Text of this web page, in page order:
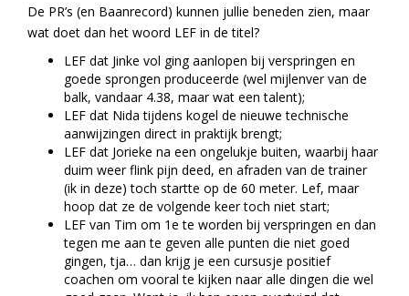
De PR’s (en Baanrecord) kunnen jullie beneden zien, maar
wat doet dan het woord LEF in de titel?
LEF dat Jinke vol ging aanlopen bij verspringen en
goede sprongen produceerde (wel mijlenver van de
balk, vandaar 4.38, maar wat een talent);
LEF dat Nida tijdens kogel de nieuwe technische
aanwijzingen direct in praktijk brengt;
LEF dat Jorieke na een ongelukje buiten, waarbij haar
duim weer flink pijn deed, en afraden van de trainer
(ik in deze) toch startte op de 60 meter. Lef, maar
hoop dat ze de volgende keer toch niet start;
LEF van Tim om 1e te worden bij verspringen en dan
tegen me aan te geven alle punten die niet goed
gingen, tja… dan krijg je een cursusje positief
coachen om vooral te kijken naar alle dingen die wel